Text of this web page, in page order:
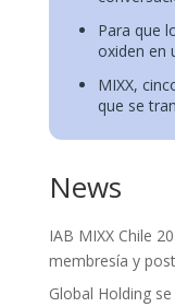
Para que
oxiden en
MIXX,
que se
News
IAB MIXX Chile
membresía y
Global Holding